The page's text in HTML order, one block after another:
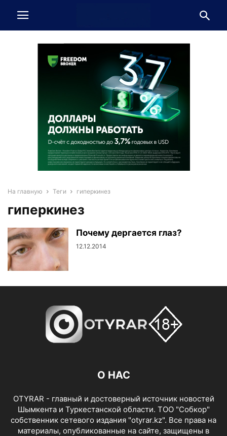
На главную Теги гиперкинез
гиперкинез
Почему дергается глаз?
12.12.2014
О НАС
OTYRAR - главный и достоверный источник новостей
Шымкента и Туркестанской области. ТОО "Собкор"
собственник сетевого издания "otyrar.kz". Все права на
материалы, опубликованные на сайте, защищены в